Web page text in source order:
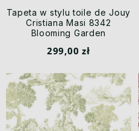
Tapeta w stylu toile de Jouy
Cristiana Masi 8342
Blooming Garden
299,00 zł